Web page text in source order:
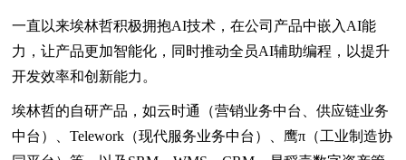
一直以来埃林哲积极拥抱AI技术，在公司产品中嵌入AI能
力，让产品更加智能化，同时推动全员AI辅助编程，以提升
开发效率和创新能力。
埃林哲的自研产品，如云时通（营销业务中台、供应链业务
中台）、Telework（现代服务业务中台）、鹰π（工业制造协